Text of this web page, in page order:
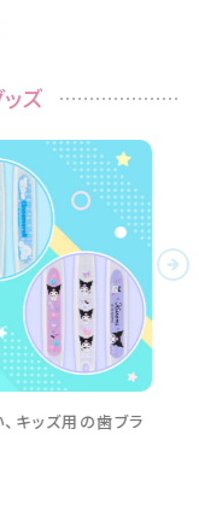
ズ
デザインで発売